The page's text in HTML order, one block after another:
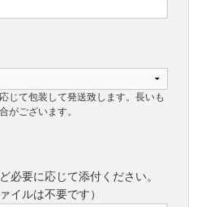
じて包装して発送致します。長いも
がございます。
必要に応じて添付ください。
イルは不要です）